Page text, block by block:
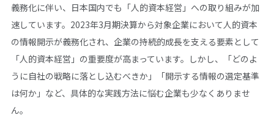
義務化に伴い、日本国内でも「人的資本経営」への取り組みが加
速しています。2023年3月期決算から対象企業において人的資本
の情報開示が義務化され、企業の持続的成長を支える要素として
「人的資本経営」の重要度が高まっています。しかし、「どのよ
うに自社の戦略に落とし込むべきか」「開示する情報の選定基準
は何か」など、具体的な実践方法に悩む企業も少なくありませ
ん。